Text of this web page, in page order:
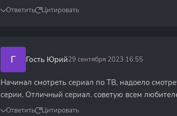
Ответить Цитировать
Г Гость Юрий29 сентября 2023 16:55
Начинал смотреть сериал по ТВ, надоело
серии. Отличный сериал. советую всем
Ответить Цитировать